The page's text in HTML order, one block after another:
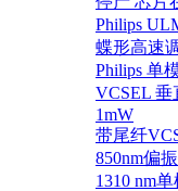
Philips
蝶形高速
Philips 单
VCSEL 垂
1mW
带尾纤
850nm偏
1310 nm